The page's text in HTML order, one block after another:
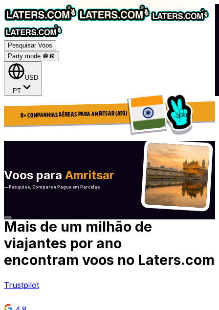
Pesquisar Voos
Party mode 🪩 🪩
USD
PT
8+ COMPANHIAS AÉREAS PARA AMRITSAR (ATQ)
Voos para Amritsar
— Pesquise, Compare e Pague em Parcelas
Mais de um milhão de
viajantes por ano
encontram voos no Laters.com
Trustpilot